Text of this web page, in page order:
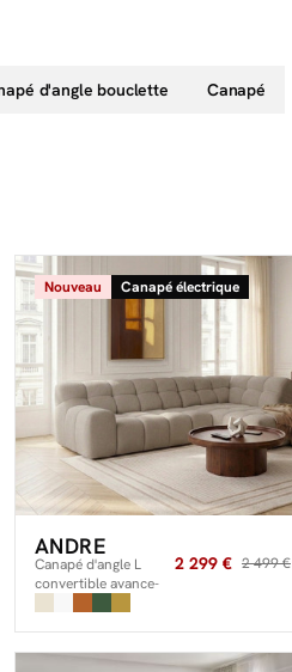
d'angle bouclette Canapé
Nouveau Canapé électrique
ANDRE
Canapé d'angle L
convertible avance-
2 299 € 2 499 €